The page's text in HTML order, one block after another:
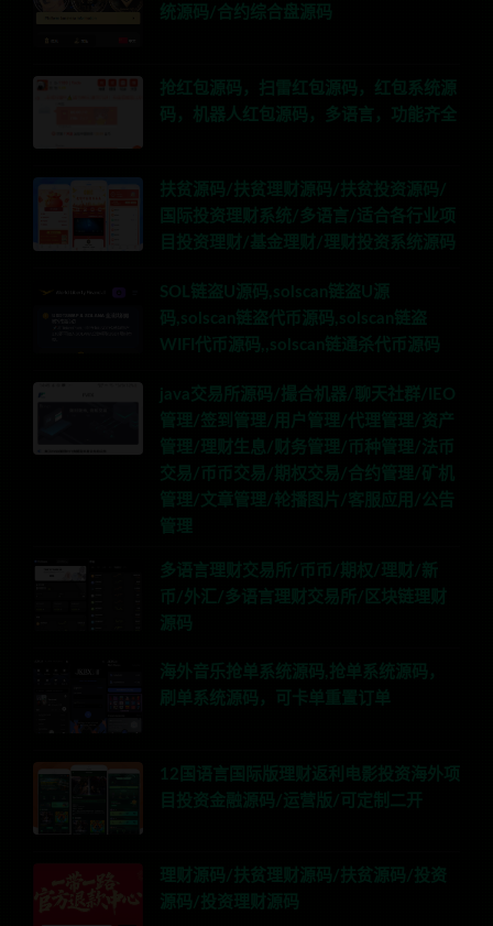
统源码/合约综合盘源码
抢红包源码，扫雷红包源码，红包系统源
码，机器人红包源码，多语言，功能齐全
扶贫源码/扶贫理财源码/扶贫投资源码/
国际投资理财系统/多语言/适合各行业项
目投资理财/基金理财/理财投资系统源码
SOL链盗U源码,solscan链盗U源
码,solscan链盗代币源码,solscan链盗
WIFI代币源码,,solscan链通杀代币源码
java交易所源码/撮合机器/聊天社群/IEO
管理/签到管理/用户管理/代理管理/资产
管理/理财生息/财务管理/币种管理/法币
交易/币币交易/期权交易/合约管理/矿机
管理/文章管理/轮播图片/客服应用/公告
管理
多语言理财交易所/币币/期权/理财/新
币/外汇/多语言理财交易所/区块链理财
源码
海外音乐抢单系统源码,抢单系统源码，
刷单系统源码，可卡单重置订单
12国语言国际版理财返利电影投资海外项
目投资金融源码/运营版/可定制二开
理财源码/扶贫理财源码/扶贫源码/投资
源码/投资理财源码